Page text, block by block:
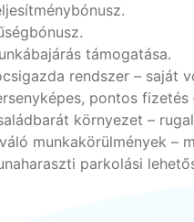
támogatása.
rendszer – saját
pontos
környezet –
munkakörülmények –
parkolási